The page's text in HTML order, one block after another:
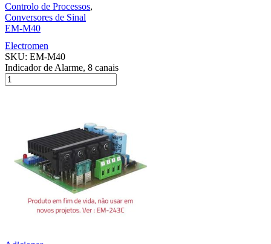
Controlo de Processos,
Conversores de Sinal
EM-M40
Electromen
SKU: EM-M40
Indicador de Alarme, 8 canais